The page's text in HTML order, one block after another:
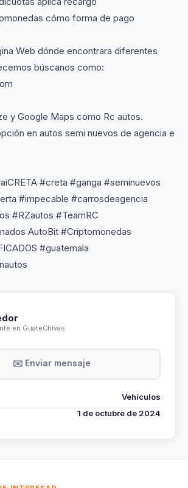
cómo forma de pago
Web dónde encontrara diferentes
búscanos como:
y Google Maps como Rc autos.
en autos semi nuevos de agencia e
#creta #ganga #seminuevos
#impecable #carrosdeagencia
#RZautos #TeamRC
AutoBit #Criptomonedas
#guatemala
en GuateChivas
✉️ Enviar mensaje
Vehículos
1 de octubre de 2024